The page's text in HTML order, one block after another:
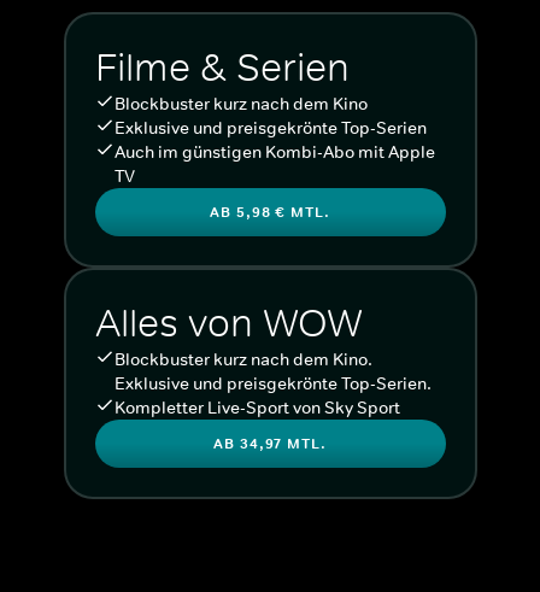
Filme & Serien
Blockbuster kurz nach dem Kino
Exklusive und preisgekrönte Top-Serien
Auch im günstigen Kombi-Abo mit Apple
TV
AB 5,98 € MTL.
Alles von WOW
Blockbuster kurz nach dem Kino.
Exklusive und preisgekrönte Top-Serien.
Kompletter Live-Sport von Sky Sport
AB 34,97 MTL.